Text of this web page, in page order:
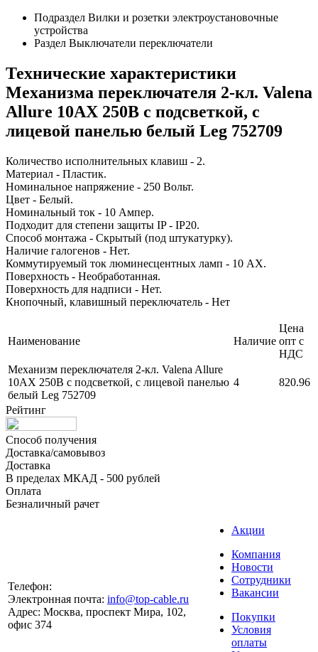
Подраздел Вилки и розетки электроустановочные
устройства
Раздел Выключатели переключатели
Технические характеристики
Механизма переключателя 2-кл. Valena
Allure 10АХ 250В с подсветкой, с
лицевой панелью белый Leg 752709
Количество исполнительных клавиш - 2.
Материал - Пластик.
Номинальное напряжение - 250 Вольт.
Цвет - Белый.
Номинальный ток - 10 Ампер.
Подходит для степени защиты IP - IP20.
Способ монтажа - Скрытый (под штукатурку).
Наличие галогенов - Нет.
Коммутируемый ток люминесцентных ламп - 10 AX.
Поверхность - Необработанная.
Поверхность для надписи - Нет.
Кнопочный, клавишный переключатель - Нет
Наименование Наличие
Цена
опт с
НДС
Механизм переключателя 2-кл. Valena Allure
10АХ 250В с подсветкой, с лицевой панелью
белый Leg 752709
4 820.96
Рейтинг
Способ получения
Доставка/самовывоз
Доставка
В пределах МКАД - 500 рублей
Оплата
Безналичный рачет
Телефон:
Электронная почта: info@top-cable.ru
Адрес: Москва, проспект Мира, 102,
офис 374
Акции
Компания
Новости
Сотрудники
Вакансии
Покупки
Условия
оплаты